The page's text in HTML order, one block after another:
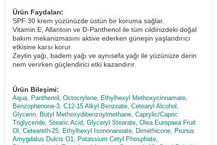
Ürün Faydaları:
SPF 30 krem yüzünüzde üstün bir koruma sağlar.
Vitamin E, Allantoin ve D-Panthenol ile tüm cildinizdeki doğal
bakım mekanizmasını aktive ederken güneşin yaşlandırıcı
etkisine karsı korur.
Zeytin yağı, badem yağı ve aynısefa yağı ile yüzünüze derin
nem verirken güçlendirici etki kazandırır.
Ürün Bileşimi:
Aqua, Panthenol, Octocrylene, Ethylhexyl Methoxycinnamate,
Benzophenone-3, C12-15 Alkyl Benzoate, Cetearyl Alcohol,
Glycerin, Butyl Methoxydibenzoylmethane, Caprylic/Capric
Triglyceride, Stearic Acid, Glyceryl Stearate, Olea Europaea Fruit
Ol, Ceteareth-25, Ethylhexyl Isononanoate, Dimethicone, Prunus
Amygdalus Dulcis O1, Potassium Cetyl Phosphate,